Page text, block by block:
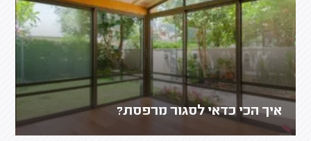
איך הכי כדאי לסגור מרפסת?